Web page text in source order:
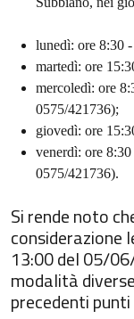
lunedì: ore 8:30
martedì: ore
mercoledì: ore
0575/421736);
giovedì: ore
venerdì: ore
0575/421736).
Si rende noto
considerazione
13:00 del 05/
modalità
precedenti punti